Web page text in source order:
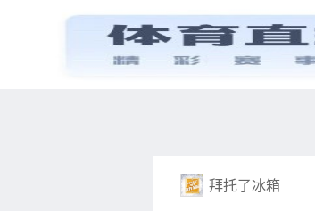
首
拜托了冰箱